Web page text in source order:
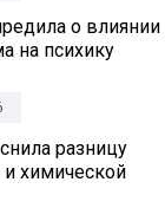
о влиянии
на психику
разницу
химической